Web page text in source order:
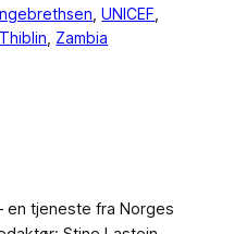
, UNICEF
Zambia
en tjeneste fra Norges